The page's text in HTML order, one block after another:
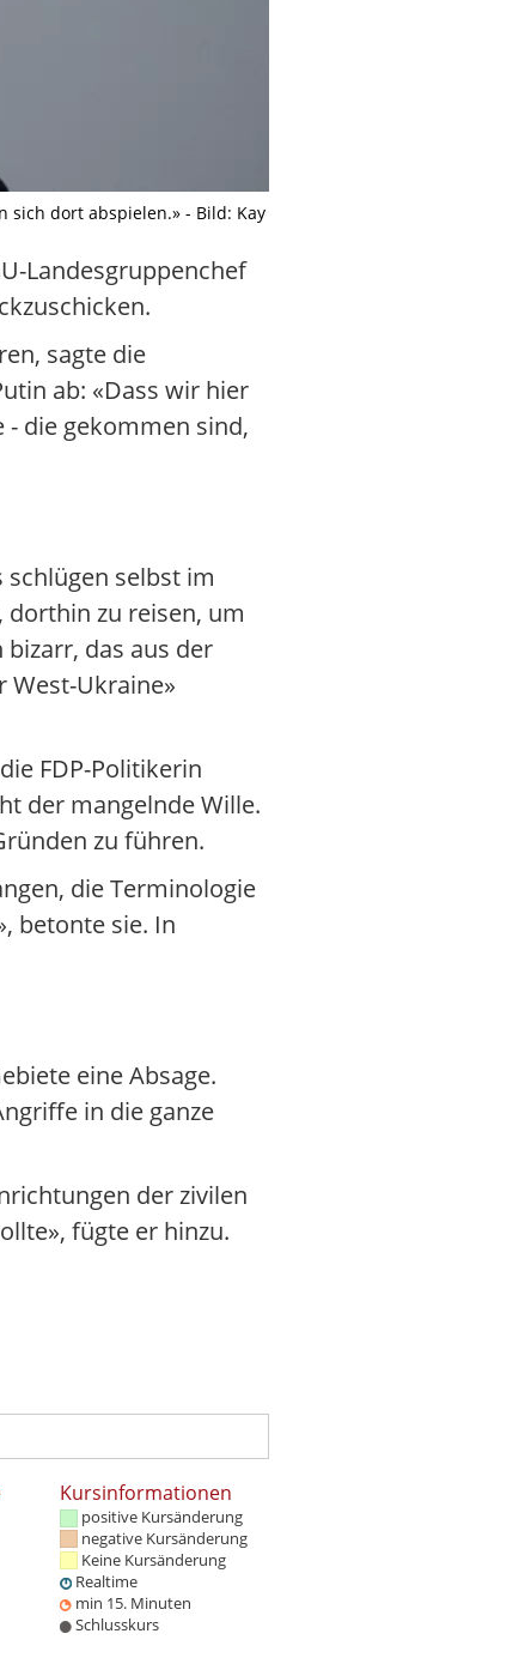
sich dort abspielen.» - Bild: Kay
Landesgruppenchef
sagte die
ab: «Dass wir hier
die gekommen sind,
schlügen selbst im
dorthin zu reisen, um
das aus der
West-Ukraine»
FDP-Politikerin
der mangelnde Wille.
zu führen.
die Terminologie
betonte sie. In
eine Absage.
in die ganze
der zivilen
fügte er hinzu.
Kursinformationen
positive Kursänderung
negative Kursänderung
Keine Kursänderung
Realtime
min 15. Minuten
Schlusskurs